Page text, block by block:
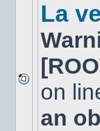
Aucun
nouveau
message
non-
La
on
an